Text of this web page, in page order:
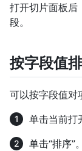
打开切片面板后
段。
按字段值
可以按字段值对
单击当前打
单击“排序”。